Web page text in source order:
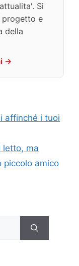
Si
progetto e
della
→
affinché i tuoi
letto, ma
piccolo amico